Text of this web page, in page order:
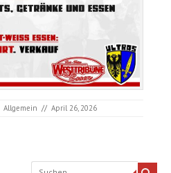
Allgemein // April 26, 2026
Search